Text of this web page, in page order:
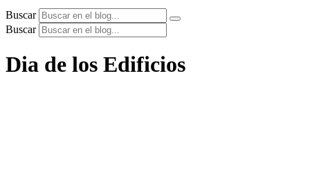
Buscar
Buscar
Dia de los Edificios